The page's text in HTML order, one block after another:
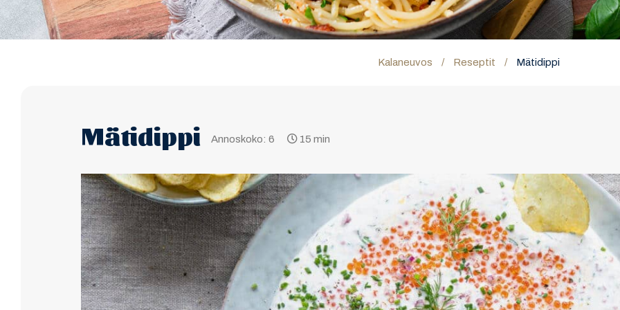
Kalaneuvos / Reseptit / Mätidippi
Mätidippi Annoskoko: 6 15 min